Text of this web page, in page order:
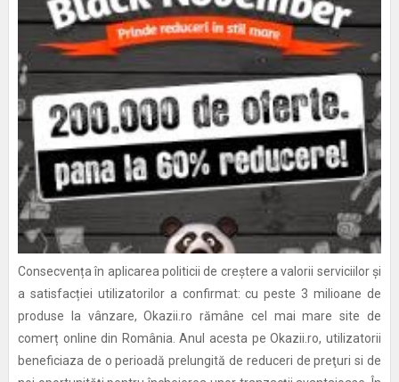
Consecvența în aplicarea politicii de creștere a valorii serviciilor și
a satisfacției utilizatorilor a confirmat: cu peste 3 milioane de
produse la vânzare, Okazii.ro rămâne cel mai mare site de
comerț online din România. Anul acesta pe Okazii.ro, utilizatorii
beneficiaza de o perioadă prelungită de reduceri de preţuri si de